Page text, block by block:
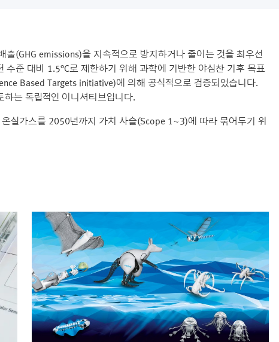
(GHG emissions)을 지속적으로 방지하거나 줄이는 것을 최우선
준 대비 1.5°C로 제한하기 위해 과학에 기반한 야심찬 기후 목표
Based Targets initiative)에 의해 공식적으로 검증되었습니다.
는 독립적인 이니셔티브입니다.
실가스를 2050년까지 가치 사슬(Scope 1~3)에 따라 묶어두기 위